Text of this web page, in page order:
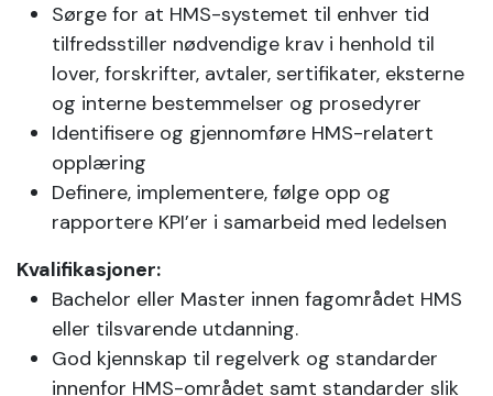
Sørge for at HMS-systemet til enhver tid
tilfredsstiller nødvendige krav i henhold til
lover, forskrifter, avtaler, sertifikater, eksterne
og interne bestemmelser og prosedyrer
Identifisere og gjennomføre HMS-relatert
opplæring
Definere, implementere, følge opp og
rapportere KPI’er i samarbeid med ledelsen
Kvalifikasjoner:
Bachelor eller Master innen fagområdet HMS
eller tilsvarende utdanning.
God kjennskap til regelverk og standarder
innenfor HMS-området samt standarder slik